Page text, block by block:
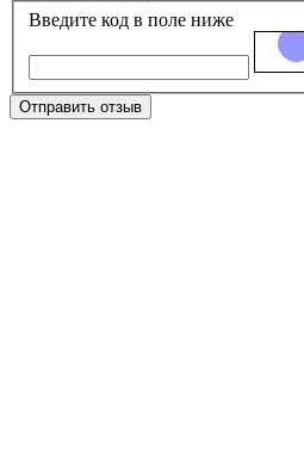
Введите код в поле ниже
Отправить отзыв